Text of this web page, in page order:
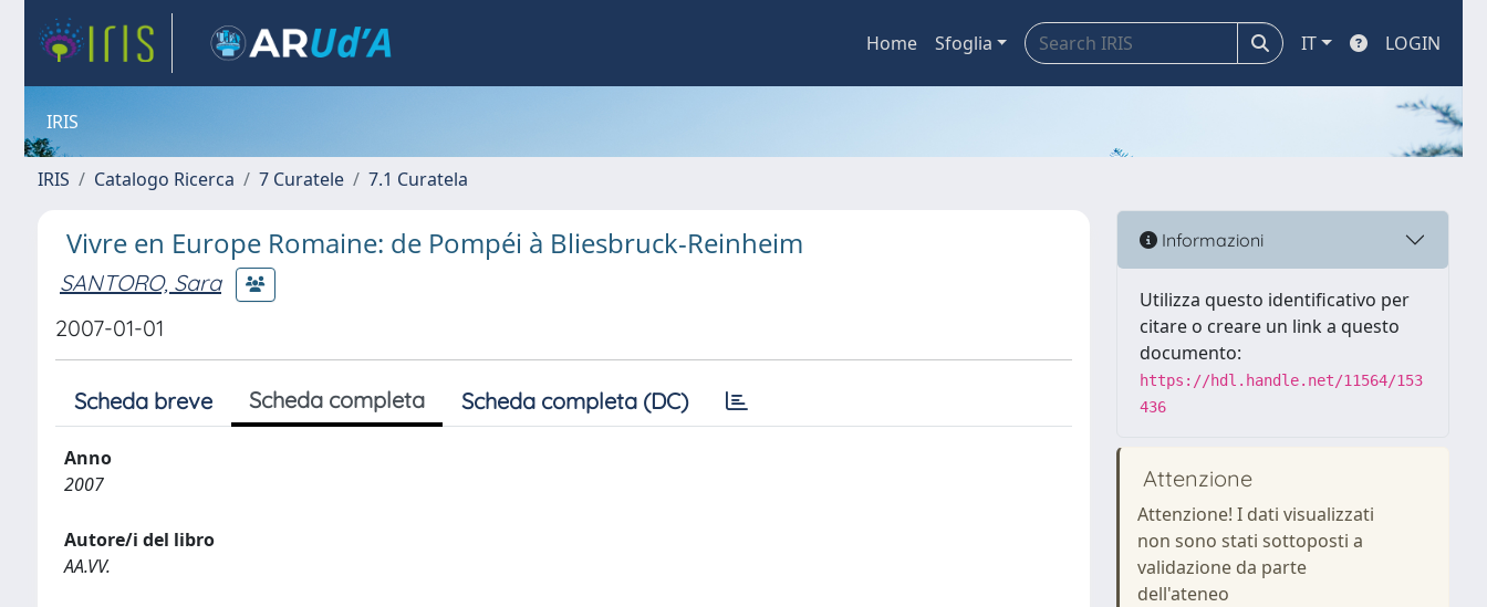
Home Sfoglia IT LOGIN
IRIS
IRIS Catalogo Ricerca 7 Curatele 7.1 Curatela
Vivre en Europe Romaine: de Pompéi à Bliesbruck-Reinheim
SANTORO, Sara
2007-01-01
Scheda breve Scheda completa Scheda completa (DC)
Anno
2007
Autore/i del libro
AA.VV.
Informazioni
Utilizza questo identificativo per
citare o creare un link a questo
documento:
https://hdl.handle.net/11564/153
436
Attenzione
Attenzione! I dati visualizzati
non sono stati sottoposti a
validazione da parte
dell'ateneo